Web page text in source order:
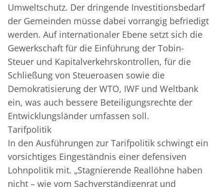
Umweltschutz. Der dringende Investitionsbedarf
der Gemeinden müsse dabei vorrangig befriedigt
werden. Auf internationaler Ebene setzt sich die
Gewerkschaft für die Einführung der Tobin-
Steuer und Kapitalverkehrskontrollen, für die
Schließung von Steueroasen sowie die
Demokratisierung der WTO, IWF und Weltbank
ein, was auch bessere Beteiligungsrechte der
Entwicklungsländer umfassen soll.
Tarifpolitik
In den Ausführungen zur Tarifpolitik schwingt ein
vorsichtiges Eingeständnis einer defensiven
Lohnpolitik mit. „Stagnierende Reallöhne haben
nicht – wie vom Sachverständigenrat und